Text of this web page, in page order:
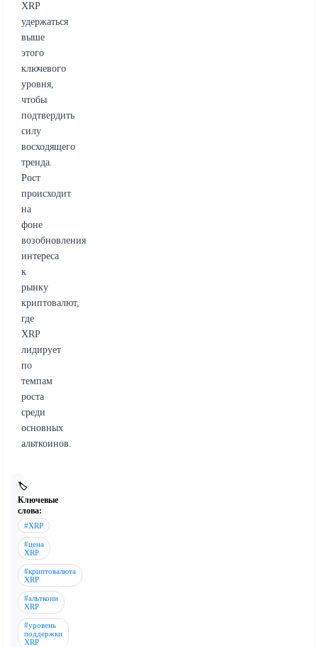
XRP
удержаться
выше
этого
ключевого
уровня,
чтобы
подтвердить
силу
восходящего
тренда.
Рост
происходит
на
фоне
возобновления
интереса
к
рынку
криптовалют,
где
XRP
лидирует
по
темпам
роста
среди
основных
альткоинов.
🏷️
Ключевые
слова:
#XRP
#цена
XRP
#криптовалюта
XRP
#альткоин
XRP
#уровень
поддержки
XRP